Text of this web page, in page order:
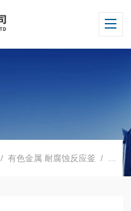
/有色金属 耐腐蚀反应釜 / 哈氏